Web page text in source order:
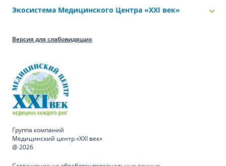
Экосистема Медицинского Центра «‎XXI век»
Версия для слабовидящих
Группа компаний
Медицинский центр «XXI век»
@ 2026